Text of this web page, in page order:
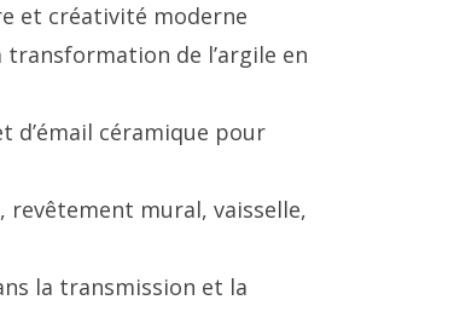
et créativité moderne
transformation de l’argile en
d’émail céramique pour
revêtement mural, vaisselle,
la transmission et la